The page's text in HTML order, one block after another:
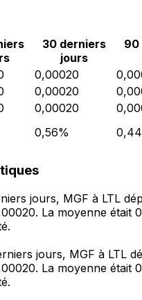
30 derniers
jours
90
0,00020
0,00020
0,00020
0,56%
jours, MGF à LTL
La moyenne était
jours, MGF à LTL
La moyenne était